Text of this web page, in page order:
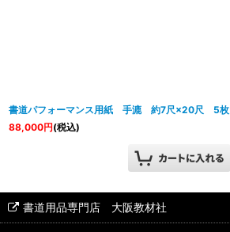
書道パフォーマンス用紙 手漉 約7尺×20尺 5枚
88,000円(税込)
書道用品専門店 大阪教材社